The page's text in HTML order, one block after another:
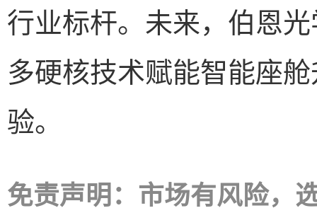
行业标杆。未来，伯恩
多硬核技术赋能智能座
验。
免责声明：市场有风险，